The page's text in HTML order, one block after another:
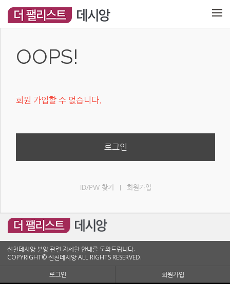
메뉴 건너뛰기
OOPS!
회원 가입할 수 없습니다.
로그인
ID/PW 찾기 회원가입
신천데시앙 분양 관련 자세한 안내를 도와드립니다.
COPYRIGHT© 신천데시앙 ALL RIGHTS RESERVED.
로그인
회원가입